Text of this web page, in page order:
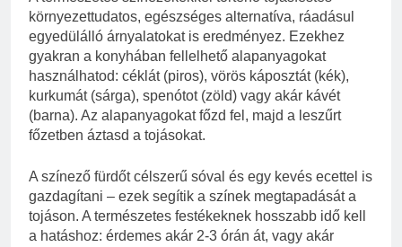
környezettudatos, egészséges alternatíva, ráadásul
egyedülálló árnyalatokat is eredményez. Ezekhez
gyakran a konyhában fellelhető alapanyagokat
használhatod: céklát (piros), vörös káposztát (kék),
kurkumát (sárga), spenótot (zöld) vagy akár kávét
(barna). Az alapanyagokat főzd fel, majd a leszűrt
főzetben áztasd a tojásokat.
A színező fürdőt célszerű sóval és egy kevés ecettel is
gazdagítani – ezek segítik a színek megtapadását a
tojáson. A természetes festékeknek hosszabb idő kell
a hatáshoz: érdemes akár 2-3 órán át, vagy akár